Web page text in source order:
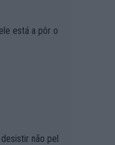
está a pôr o
não pel